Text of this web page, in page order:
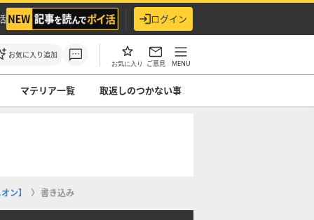
ログイン
お気に入り追加
お気に入り ご意見 MENU
マテリア一覧 取返しのつかない事
ン】 書き込み